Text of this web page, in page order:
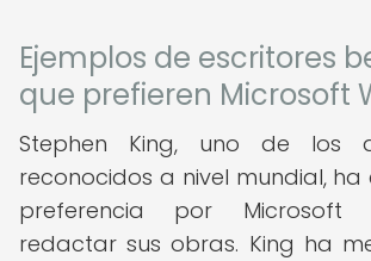
Ejemplos de escritores
que prefieren Microsoft
Stephen King, uno de los
reconocidos a nivel mundial, ha
preferencia por Microsoft
redactar sus obras. King ha